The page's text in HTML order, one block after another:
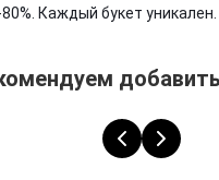
Каждый букет уникален.